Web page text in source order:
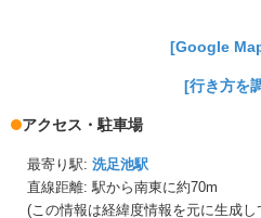
[Google
[行き方を
アクセス・駐車場
最寄り駅: 洗足池駅
直線距離: 駅から南東に約70m
(この情報は経緯度情報を元に生成し